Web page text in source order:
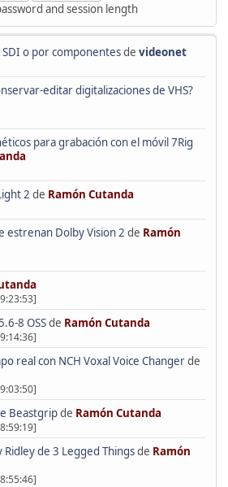
and session length
o por componentesde videonet
editar digitalizaciones de VHS?
para grabación con el móvil 7Rig
2 de Ramón Cutanda
estrenan Dolby Vision 2 de Ramón
8 OSSde Ramón Cutanda
real con NCH Voxal Voice Changerde
Beastgripde Ramón Cutanda
de 3 Legged Thingsde Ramón